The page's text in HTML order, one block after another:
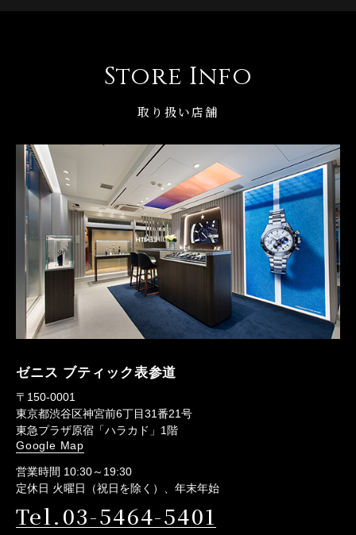
Store Info
取り扱い店舗
ゼニス ブティック表参道
〒150-0001
東京都渋谷区神宮前6丁目31番21号
東急プラザ原宿「ハラカド」1階
Google Map
営業時間 10:30～19:30
定休日 火曜日（祝日を除く）、年末年始
Tel.03-5464-5401